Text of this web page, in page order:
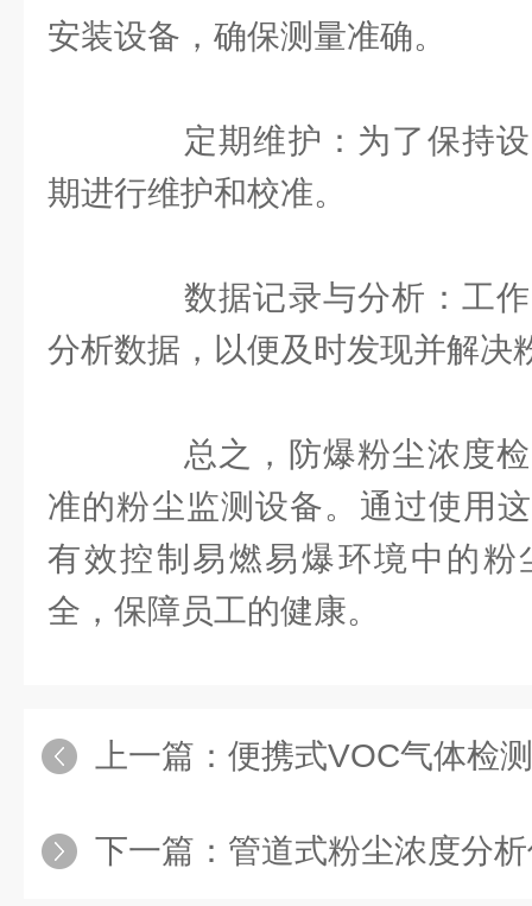
安装设备，确保测量准确。
定期维护：为了保持设
期进行维护和校准。
数据记录与分析：工作
分析数据，以便及时发现并解决
总之，防爆粉尘浓度检
准的粉尘监测设备。通过使用
有效控制易燃易爆环境中的粉
全，保障员工的健康。
上一篇： 便携式VOC气体检测
下一篇： 管道式粉尘浓度分析仪：一种